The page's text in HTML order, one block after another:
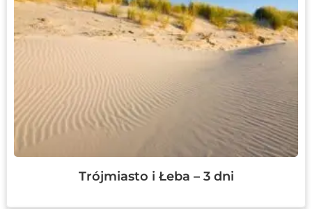
Trójmiasto i Łeba – 3 dni